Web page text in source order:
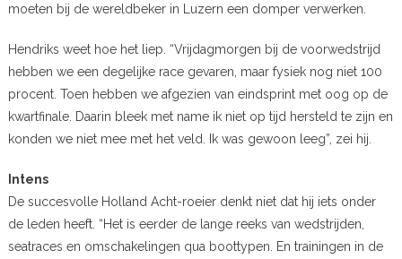
moeten bij de wereldbeker in Luzern een domper verwerken.
Hendriks weet hoe het liep. “Vrijdagmorgen bij de voorwedstrijd
hebben we een degelijke race gevaren, maar fysiek nog niet 100
procent. Toen hebben we afgezien van eindsprint met oog op de
kwartfinale. Daarin bleek met name ik niet op tijd hersteld te zijn en
konden we niet mee met het veld. Ik was gewoon leeg”, zei hij.
Intens
De succesvolle Holland Acht-roeier denkt niet dat hij iets onder
de leden heeft. “Het is eerder de lange reeks van wedstrijden,
seatraces en omschakelingen qua boottypen. En trainingen in de